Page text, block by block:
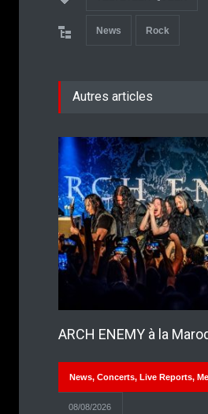
News Rock
Autres articles
ARCH ENEMY à la
News, Concerts, Live Reports,
08/08/2026